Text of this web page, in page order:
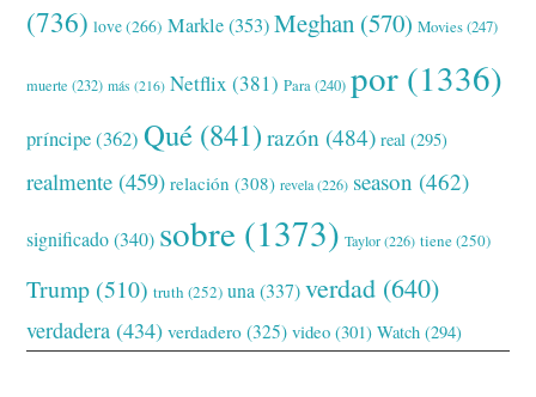
(736) love(266) Markle(353) Meghan (570) Movies(247)
muerte (232) más (216) Netflix (381) Para(240) por (1336)
príncipe(362) Qué (841) razón (484) real (295)
realmente (459) relación (308) revela(226) season (462)
significado(340) sobre (1373) Taylor(226) tiene(250)
Trump (510) truth (252) una (337) verdad (640)
verdadera (434) verdadero (325) video (301) Watch (294)